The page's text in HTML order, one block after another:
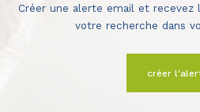
Créer une alerte email et recevez
votre recherche dans
créer